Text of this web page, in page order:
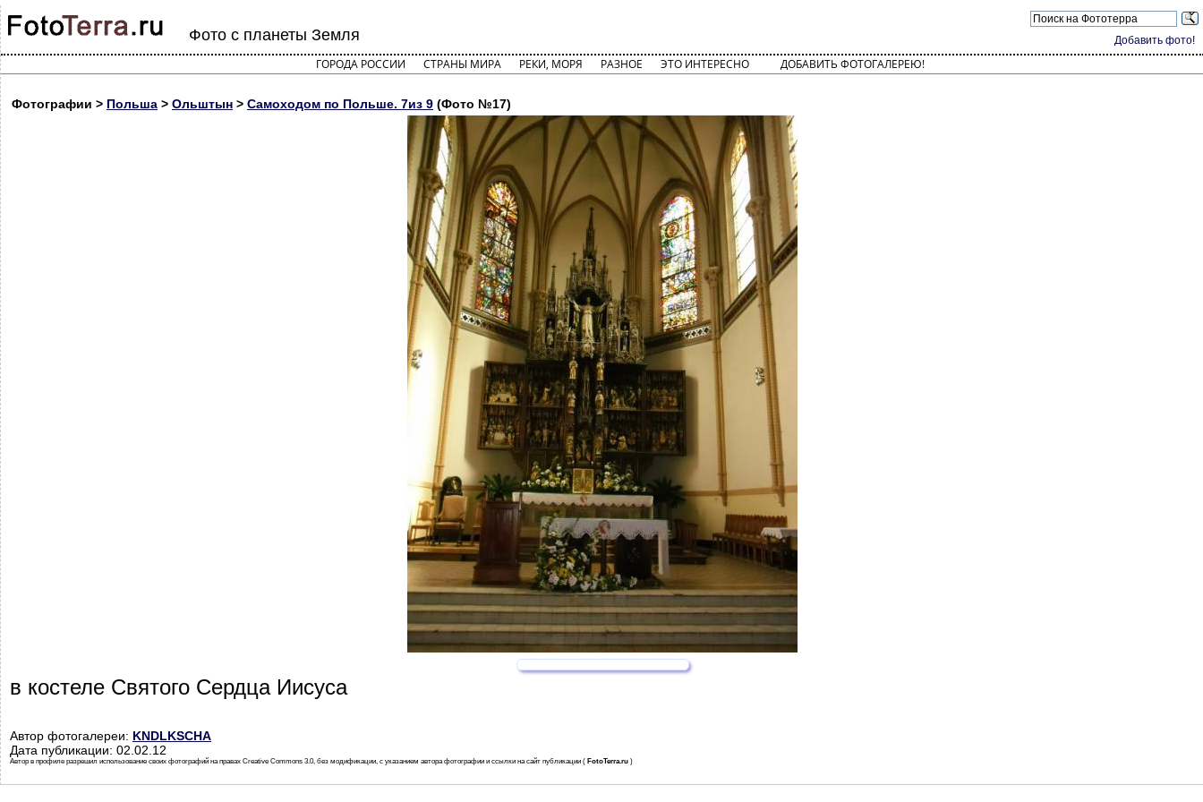
Добавить фото!
Фото с планеты Земля
ГОРОДА РОССИИ СТРАНЫ МИРА РЕКИ, МОРЯ РАЗНОЕ ЭТО ИНТЕРЕСНО ДОБАВИТЬ ФОТОГАЛЕРЕЮ!
Фотографии > Польша > Ольштын > Самоходом по Польше. 7из 9 (Фото №17)
в костеле Святого Сердца Иисуса
Автор фотогалереи: KNDLKSCHA
Дата публикации: 02.02.12
Автор в профиле разрешил использование своих фотографий на правах Creative Commons 3.0, без модификации, с указанием автора фотографии и ссылки на сайт публикации ( FotoTerra.ru )